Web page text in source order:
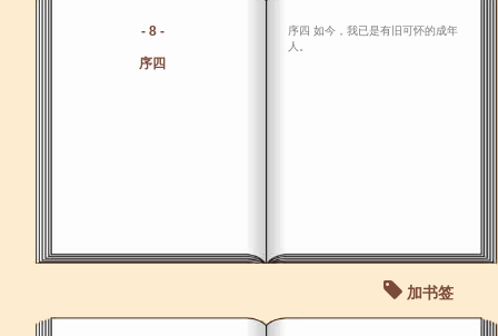
- 8 -
序四
序四 如今，我已是有旧可怀的成年
人。
加书签